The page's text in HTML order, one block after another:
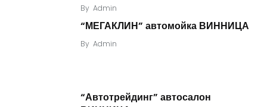
By Admin
“МЕГАКЛИН” автомойка ВИННИЦА
By Admin
“Автотрейдинг” автосалон